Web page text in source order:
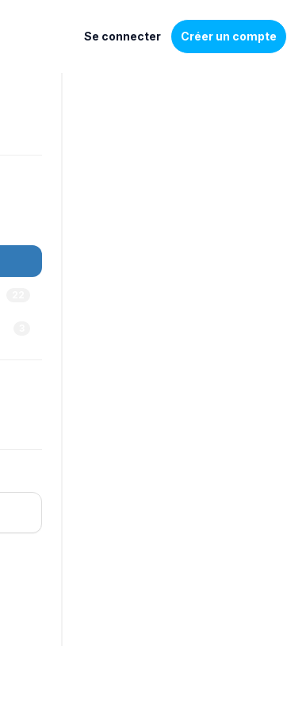
Se connecter Créer un compte